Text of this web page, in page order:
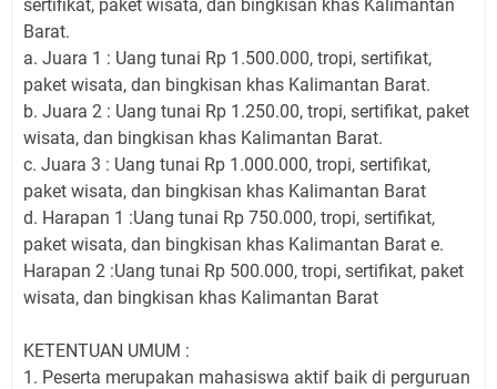
sertifikat, paket wisata, dan bingkisan khas Kalimantan
Barat.
a. Juara 1 : Uang tunai Rp 1.500.000, tropi, sertifikat,
paket wisata, dan bingkisan khas Kalimantan Barat.
b. Juara 2 : Uang tunai Rp 1.250.00, tropi, sertifikat, paket
wisata, dan bingkisan khas Kalimantan Barat.
c. Juara 3 : Uang tunai Rp 1.000.000, tropi, sertifikat,
paket wisata, dan bingkisan khas Kalimantan Barat
d. Harapan 1 :Uang tunai Rp 750.000, tropi, sertifikat,
paket wisata, dan bingkisan khas Kalimantan Barat e.
Harapan 2 :Uang tunai Rp 500.000, tropi, sertifikat, paket
wisata, dan bingkisan khas Kalimantan Barat
KETENTUAN UMUM :
1. Peserta merupakan mahasiswa aktif baik di perguruan